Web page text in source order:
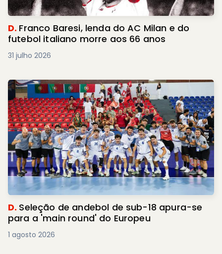
D. Franco Baresi, lenda do AC Milan e do
futebol italiano morre aos 66 anos
31 julho 2026
D. Seleção de andebol de sub-18 apura-se
para a 'main round' do Europeu
1 agosto 2026